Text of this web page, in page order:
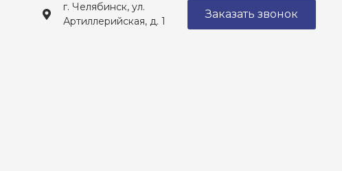
г. Челябинск, ул.
Артиллерийская, д. 1
Заказать звонок